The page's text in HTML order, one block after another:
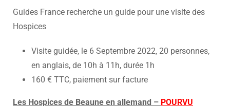
Guides France recherche un guide pour une visite des
Hospices
Visite guidée, le 6 Septembre 2022, 20 personnes,
en anglais, de 10h à 11h, durée 1h
160 € TTC, paiement sur facture
Les Hospices de Beaune en allemand – POURVU